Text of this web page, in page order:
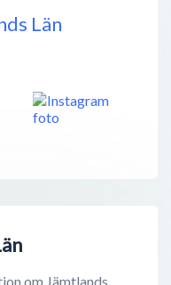
Län
om Jämtlands